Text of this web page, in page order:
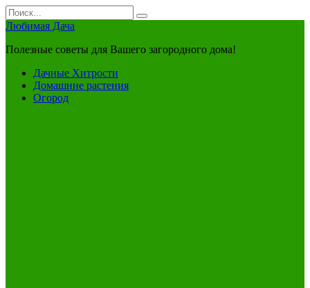
Перейти
к
Search
for:
Любимая Дача
Полезные советы для Вашего загородного дома!
Дачные Хитрости
Домашние растения
Огород